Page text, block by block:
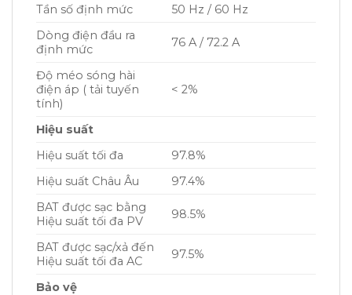
Tần số định mức
50 Hz / 60 Hz
Dòng điện đầu ra
định mức
76 A / 72.2 A
Độ méo sóng hài
điện áp ( tải tuyến
tính)
< 2%
Hiệu suất
Hiệu suất tối đa
97.8%
Hiệu suất Châu Âu
97.4%
BAT được sạc bằng
Hiệu suất tối đa PV
98.5%
BAT được sạc/xả đến
Hiệu suất tối đa AC
97.5%
Bảo vệ